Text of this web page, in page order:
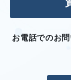
お電話でのお